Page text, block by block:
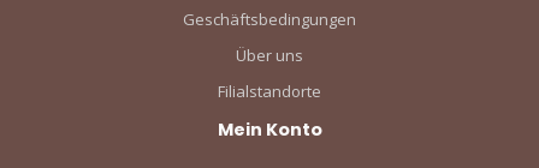
Geschäftsbedingungen
Über uns
Filialstandorte
Mein Konto